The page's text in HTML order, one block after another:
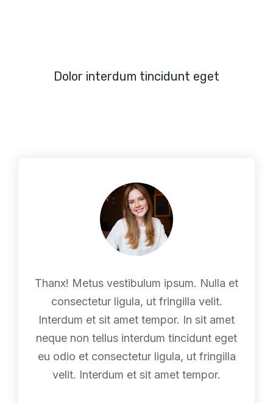
Dolor interdum tincidunt eget
Thanx! Metus vestibulum ipsum. Nulla et
consectetur ligula, ut fringilla velit.
Interdum et sit amet tempor. In sit amet
neque non tellus interdum tincidunt eget
eu odio et consectetur ligula, ut fringilla
velit. Interdum et sit amet tempor.